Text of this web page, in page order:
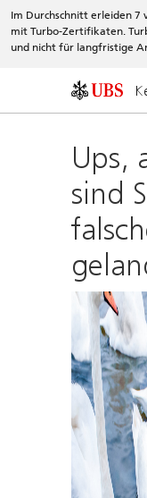
Im Durchschnitt erleiden 7
mit Turbo-Zertifikaten.
und nicht für langfristige
Ups,
sind